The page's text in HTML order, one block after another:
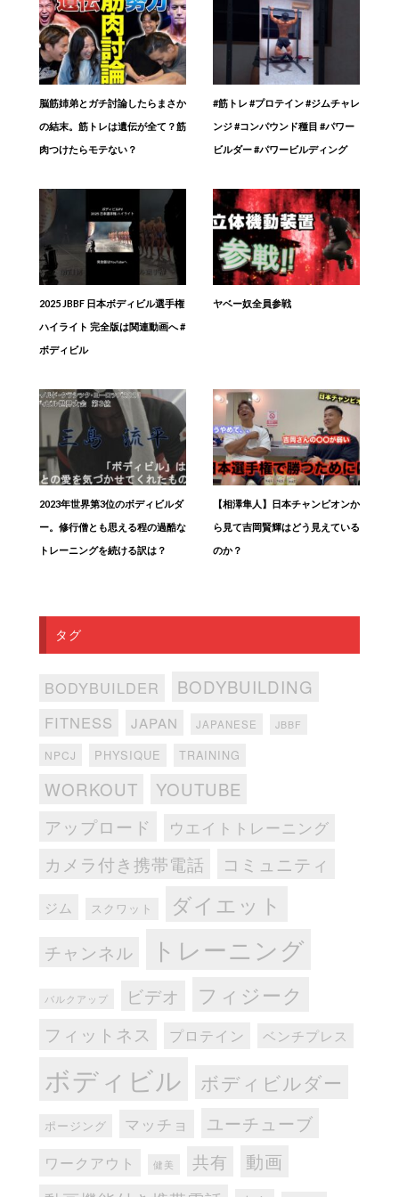
脳筋姉弟とガチ討論したらまさか
の結末。筋トレは遺伝が全て？筋
肉つけたらモテない？
#筋トレ #プロテイン #ジムチャレ
ンジ #コンパウンド種目 #パワー
ビルダー #パワービルディング
2025 JBBF 日本ボディビル選手権
ハイライト 完全版は関連動画へ #
ボディビル
ヤベー奴全員参戦
2023年世界第3位のボディビルダ
ー。修行僧とも思える程の過酷な
トレーニングを続ける訳は？
【相澤隼人】日本チャンピオンか
ら見て吉岡賢輝はどう見えている
のか？
タグ
BODYBUILDER BODYBUILDING
FITNESS JAPAN JAPANESE JBBF
NPCJ PHYSIQUE TRAINING
WORKOUT
YOUTUBE
アップロード
ウエイトトレーニング
カメラ付き携帯電話 コミュニティ
ジム スクワット ダイエット
チャンネル トレーニング
バルクアップ ビデオ フィジーク
フィットネス プロテイン ベンチプレス
ボディビル ボディビルダー
ポージング マッチョ ユーチューブ
ワークアウト 健美 共有 動画